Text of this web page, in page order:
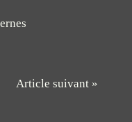
Article suivant »